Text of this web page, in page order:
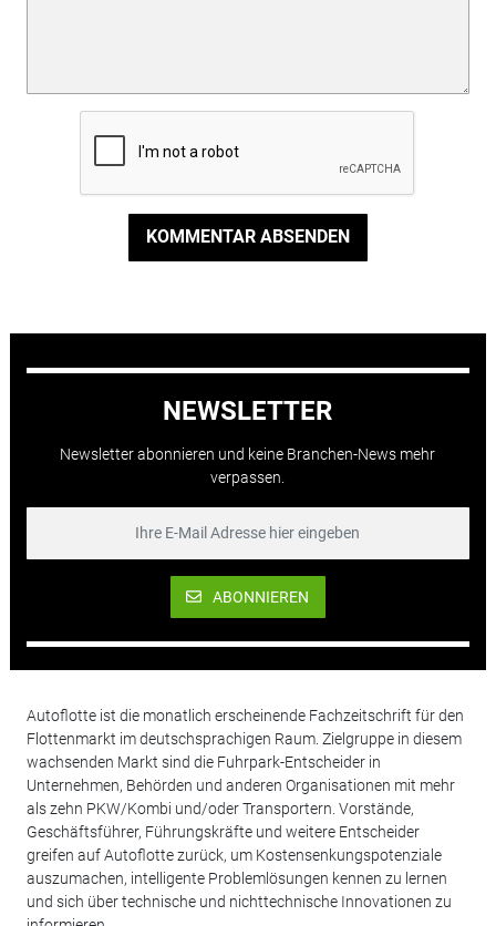
KOMMENTAR ABSENDEN
NEWSLETTER
Newsletter abonnieren und keine Branchen-News mehr
verpassen.
ABONNIEREN
Autoflotte ist die monatlich erscheinende Fachzeitschrift für den
Flottenmarkt im deutschsprachigen Raum. Zielgruppe in diesem
wachsenden Markt sind die Fuhrpark-Entscheider in
Unternehmen, Behörden und anderen Organisationen mit mehr
als zehn PKW/Kombi und/oder Transportern. Vorstände,
Geschäftsführer, Führungskräfte und weitere Entscheider
greifen auf Autoflotte zurück, um Kostensenkungspotenziale
auszumachen, intelligente Problemlösungen kennen zu lernen
und sich über technische und nichttechnische Innovationen zu